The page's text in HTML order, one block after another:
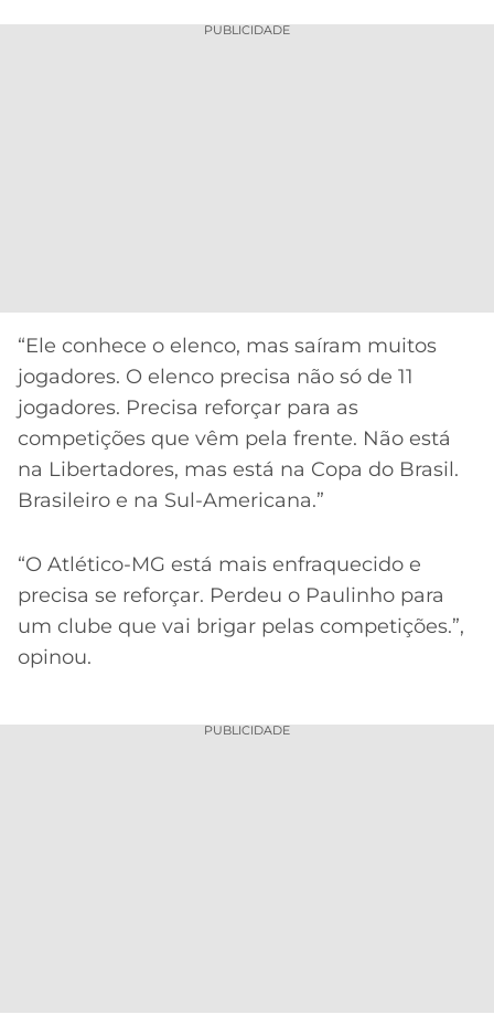
PUBLICIDADE
“Ele conhece o elenco, mas saíram muitos
jogadores. O elenco precisa não só de 11
jogadores. Precisa reforçar para as
competições que vêm pela frente. Não está
na Libertadores, mas está na Copa do Brasil.
Brasileiro e na Sul-Americana.”
“O Atlético-MG está mais enfraquecido e
precisa se reforçar. Perdeu o Paulinho para
um clube que vai brigar pelas competições.”,
opinou.
PUBLICIDADE